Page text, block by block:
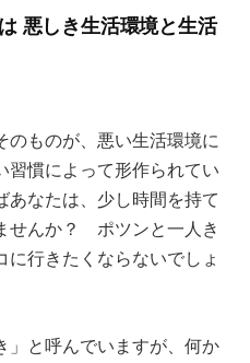
悪しき生活環境と生活
のものが、悪い生活環境に
習慣によって形作られてい
あなたは、少し時間を持て
せんか？ ポツンと一人き
に行きたくならないでしょ
」と呼んでいますが、何か